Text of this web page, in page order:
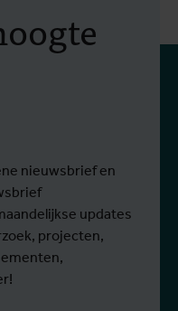
nieuwsbrief en
updates
projecten,